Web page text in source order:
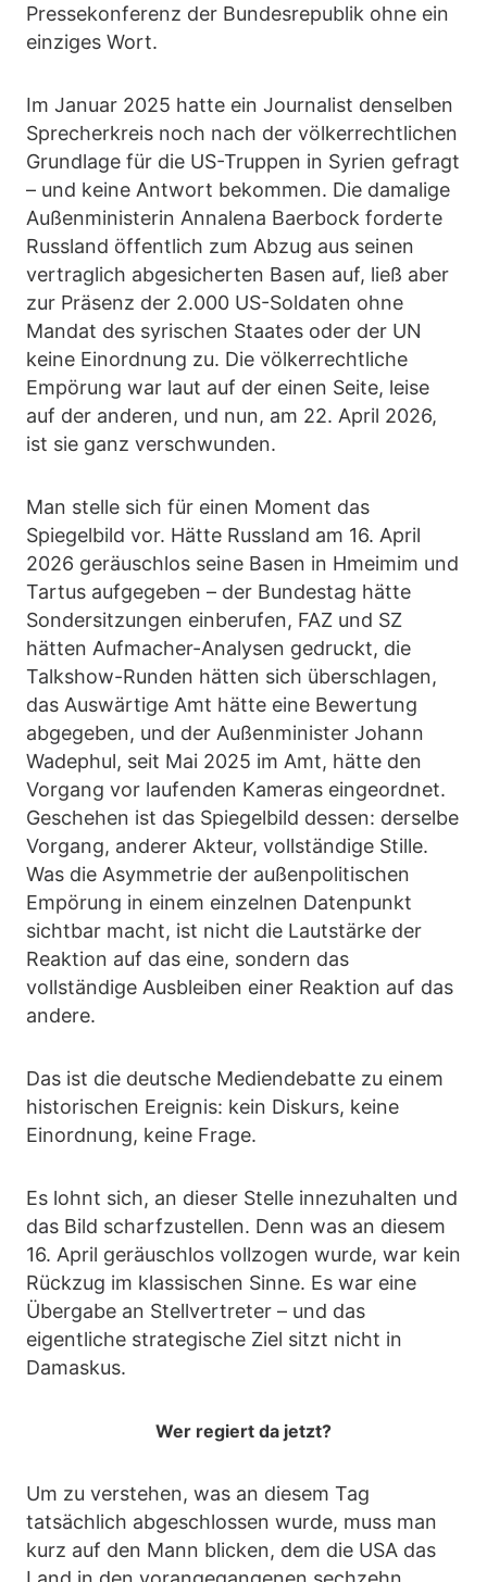
Pressekonferenz der Bundesrepublik ohne ein
einziges Wort.
Im Januar 2025 hatte ein Journalist denselben
Sprecherkreis noch nach der völkerrechtlichen
Grundlage für die US-Truppen in Syrien gefragt
– und keine Antwort bekommen. Die damalige
Außenministerin Annalena Baerbock forderte
Russland öffentlich zum Abzug aus seinen
vertraglich abgesicherten Basen auf, ließ aber
zur Präsenz der 2.000 US-Soldaten ohne
Mandat des syrischen Staates oder der UN
keine Einordnung zu. Die völkerrechtliche
Empörung war laut auf der einen Seite, leise
auf der anderen, und nun, am 22. April 2026,
ist sie ganz verschwunden.
Man stelle sich für einen Moment das
Spiegelbild vor. Hätte Russland am 16. April
2026 geräuschlos seine Basen in Hmeimim und
Tartus aufgegeben – der Bundestag hätte
Sondersitzungen einberufen, FAZ und SZ
hätten Aufmacher-Analysen gedruckt, die
Talkshow-Runden hätten sich überschlagen,
das Auswärtige Amt hätte eine Bewertung
abgegeben, und der Außenminister Johann
Wadephul, seit Mai 2025 im Amt, hätte den
Vorgang vor laufenden Kameras eingeordnet.
Geschehen ist das Spiegelbild dessen: derselbe
Vorgang, anderer Akteur, vollständige Stille.
Was die Asymmetrie der außenpolitischen
Empörung in einem einzelnen Datenpunkt
sichtbar macht, ist nicht die Lautstärke der
Reaktion auf das eine, sondern das
vollständige Ausbleiben einer Reaktion auf das
andere.
Das ist die deutsche Mediendebatte zu einem
historischen Ereignis: kein Diskurs, keine
Einordnung, keine Frage.
Es lohnt sich, an dieser Stelle innezuhalten und
das Bild scharfzustellen. Denn was an diesem
16. April geräuschlos vollzogen wurde, war kein
Rückzug im klassischen Sinne. Es war eine
Übergabe an Stellvertreter – und das
eigentliche strategische Ziel sitzt nicht in
Damaskus.
Wer regiert da jetzt?
Um zu verstehen, was an diesem Tag
tatsächlich abgeschlossen wurde, muss man
kurz auf den Mann blicken, dem die USA das